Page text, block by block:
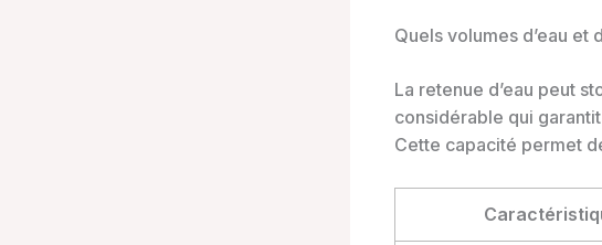
Quels volumes d’eau et
La retenue d’eau peut
considérable qui
Cette capacité permet